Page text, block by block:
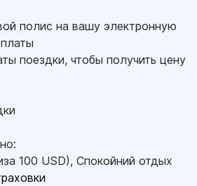
полис на вашу электронную
поездки, чтобы получить цену
100 USD), Спокойний отдых